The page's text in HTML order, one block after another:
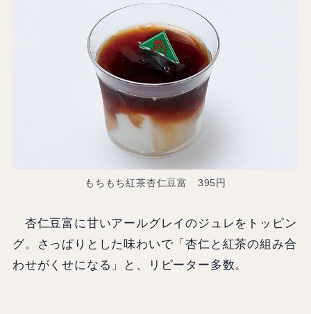
もちもち紅茶杏仁豆富 395円
杏仁豆富に甘いアールグレイのジュレをトッピン
グ。さっぱりとした味わいで「杏仁と紅茶の組み合
わせがくせになる」と、リピーター多数。